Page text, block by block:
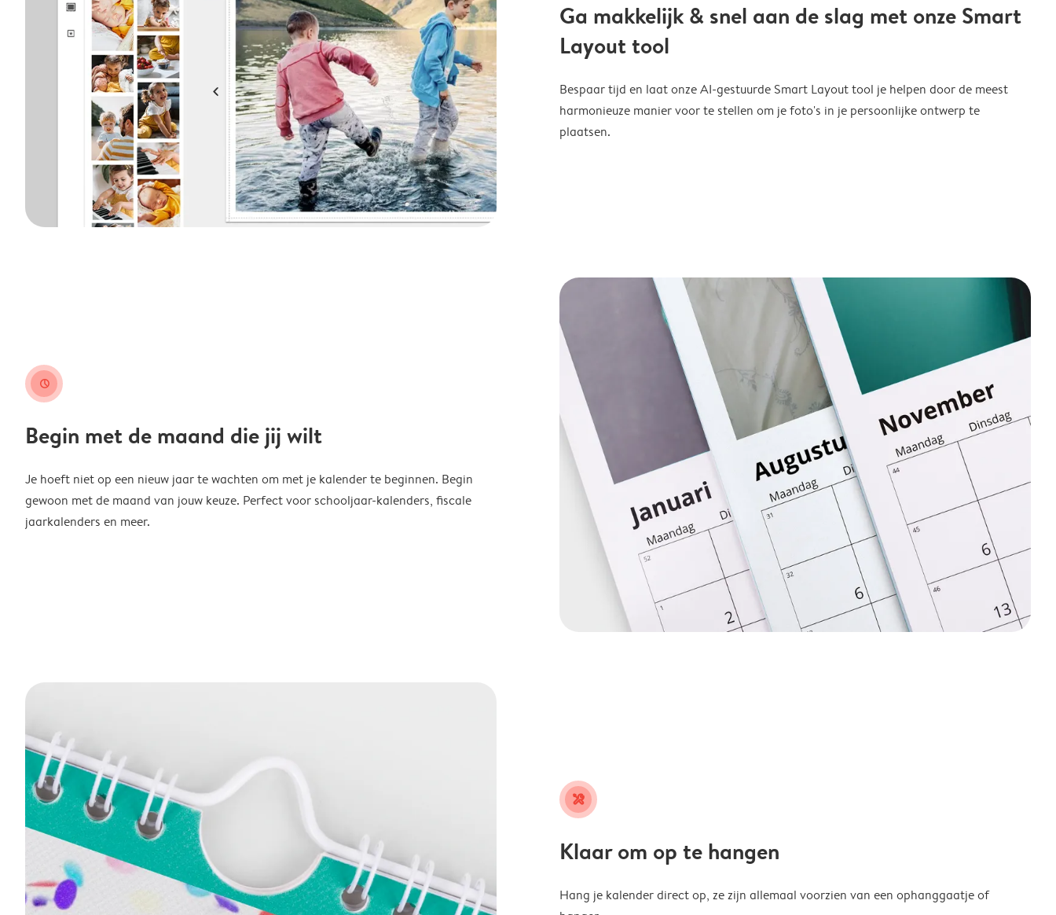
Ga makkelijk & snel aan de slag met onze Smart
Layout tool
Bespaar tijd en laat onze AI-gestuurde Smart Layout tool je helpen door de meest
harmonieuze manier voor te stellen om je foto's in je persoonlijke ontwerp te
plaatsen.
clock
Begin met de maand die jij wilt
Je hoeft niet op een nieuw jaar te wachten om met je kalender te beginnen. Begin
gewoon met de maand van jouw keuze. Perfect voor schooljaar-kalenders, fiscale
jaarkalenders en meer.
tools
Klaar om op te hangen
Hang je kalender direct op, ze zijn allemaal voorzien van een ophanggaatje of